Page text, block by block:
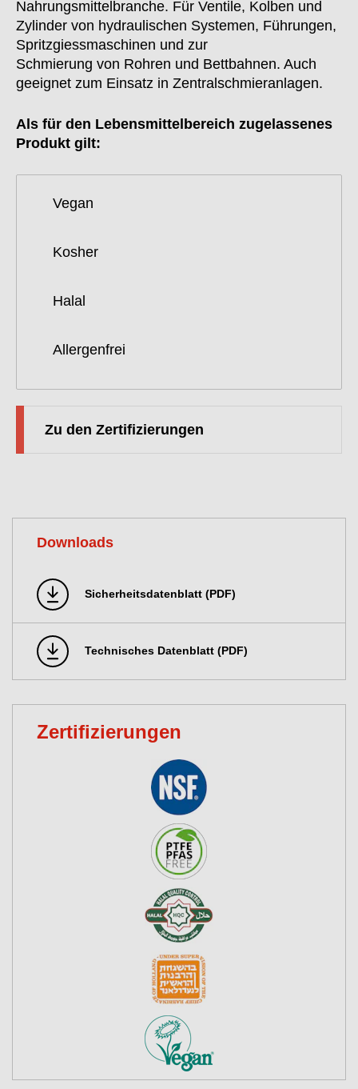
Nahrungsmittelbranche. Für Ventile, Kolben und
Zylinder von hydraulischen Systemen, Führungen,
Spritzgiessmaschinen und zur
Schmierung von Rohren und Bettbahnen. Auch
geeignet zum Einsatz in Zentralschmieranlagen.
Als für den Lebensmittelbereich zugelassenes
Produkt gilt:
Vegan
Kosher
Halal
Allergenfrei
Zu den Zertifizierungen
Downloads
Sicherheitsdatenblatt (PDF)
Technisches Datenblatt (PDF)
Zertifizierungen